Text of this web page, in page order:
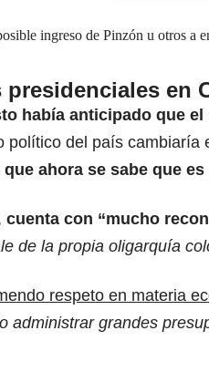
ingreso de Pinzón u otros a
en
había anticipado que el
político del país cambiaría
ahora se sabe que es
cuenta con “mucho
de la propia oligarquía
respeto en materia
administrar grandes